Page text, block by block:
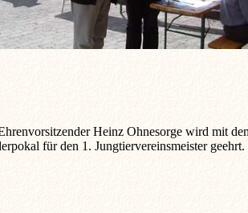
Heinz Ohnesorge wird mit
für den 1. Jungtiervereinsmeister geehrt.